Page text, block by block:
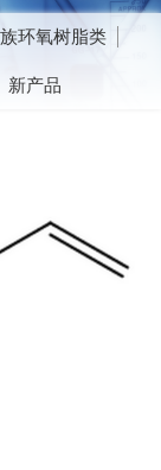
环氧树脂类
新产品